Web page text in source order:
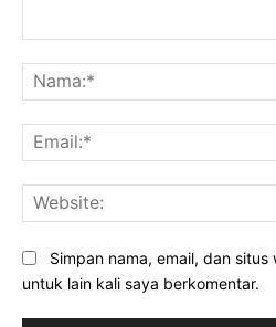
Simpan nama, email, dan
untuk lain kali saya berkomentar.